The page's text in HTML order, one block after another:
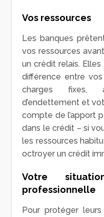
Vos ressources
Les banques
vos ressources
un crédit relais. Elles
différence entre
charges fixes,
d’endettement et
compte de l’apport
dans le crédit – si
les ressources
octroyer un crédit
Votre
professionnelle
Pour protéger